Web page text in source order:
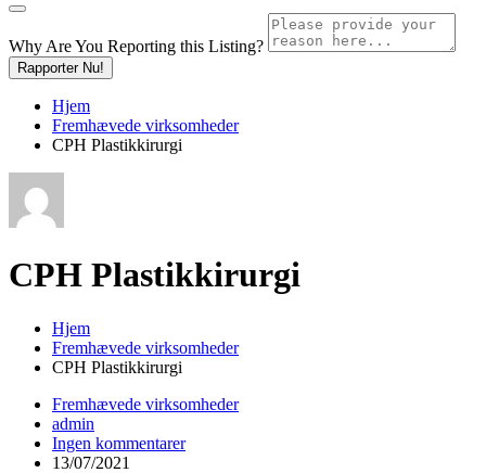
Why Are You Reporting this Listing?
Rapporter Nu!
Hjem
Fremhævede virksomheder
CPH Plastikkirurgi
CPH Plastikkirurgi
Hjem
Fremhævede virksomheder
CPH Plastikkirurgi
Fremhævede virksomheder
admin
Ingen kommentarer
13/07/2021